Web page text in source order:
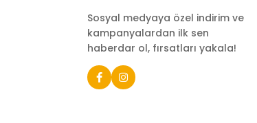
Sosyal medyaya özel indirim ve
kampanyalardan ilk sen
haberdar ol, fırsatları yakala!